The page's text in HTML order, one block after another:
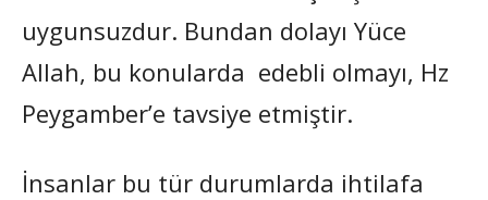
uygunsuzdur. Bundan dolayı Yüce
Allah, bu konularda edebli olmayı, Hz
Peygamber’e tavsiye etmiştir.
İnsanlar bu tür durumlarda ihtilafa